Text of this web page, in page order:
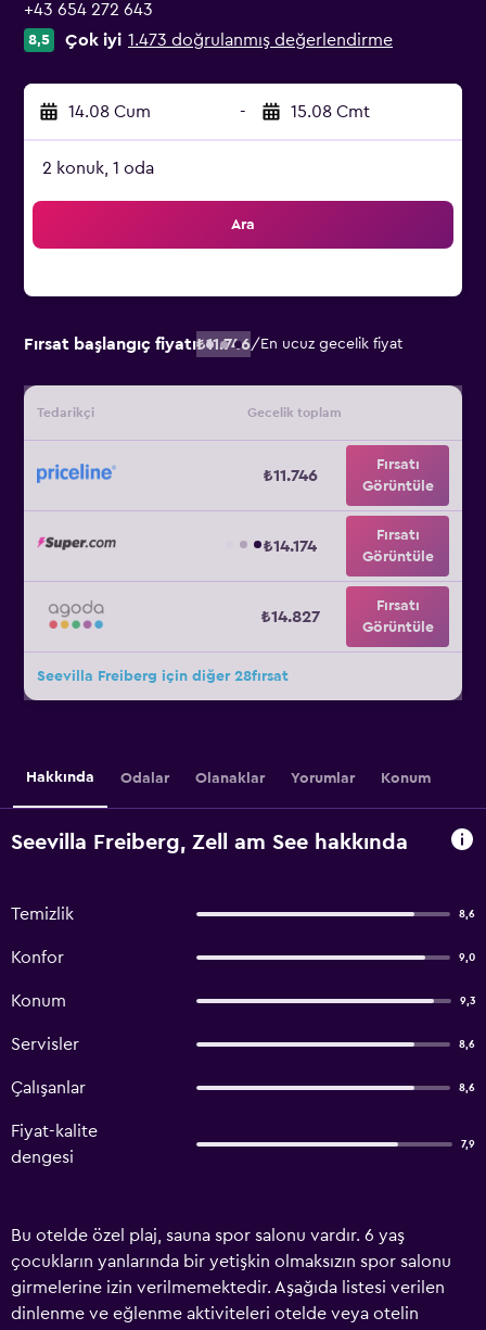
+43 654 272 643
8,5 Çok iyi 1.473 doğrulanmış değerlendirme
14.08 Cum - 15.08 Cmt
2 konuk, 1 oda
Ara
Fırsat başlangıç fiyatı₺11.746/ En ucuz gecelik fiyat
Tedarikçi Gecelik toplam
₺11.746
Fırsatı
Görüntüle
₺14.174
Fırsatı
Görüntüle
₺14.827
Fırsatı
Görüntüle
Seevilla Freiberg için diğer 28fırsat
Hakkında Odalar Olanaklar Yorumlar Konum
Seevilla Freiberg, Zell am See hakkında
Temizlik 8,6
Konfor 9,0
Konum 9,3
Servisler 8,6
Çalışanlar 8,6
Fiyat-kalite
dengesi
7,9
Bu otelde özel plaj, sauna spor salonu vardır. 6 yaş
çocukların yanlarında bir yetişkin olmaksızın spor salonu
girmelerine izin verilmemektedir. Aşağıda listesi verilen
dinlenme ve eğlenme aktiviteleri otelde veya otelin